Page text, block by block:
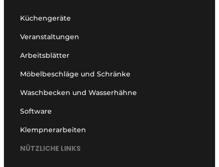
Küchengeräte
Veranstaltungen
Arbeitsblätter
Möbelbeschläge und Schränke
Waschbecken und Wasserhähne
Software
Klempnerarbeiten
NÜTZLICHE LINKS